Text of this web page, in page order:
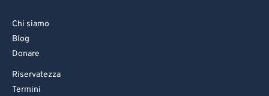
Chi siamo
Blog
Donare
Riservatezza
Termini